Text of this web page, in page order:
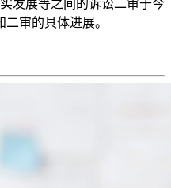
发展等之间的诉讼二审于今
审的具体进展。